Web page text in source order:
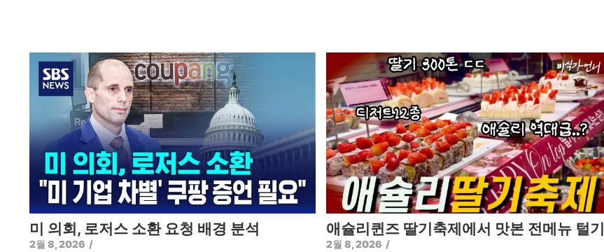
미 의회, 로저스 소환 요청 배경 분석
2월 8, 2026 /
애슐리퀸즈 딸기축제에서 맛본 전메뉴 털기
2월 8, 2026 /